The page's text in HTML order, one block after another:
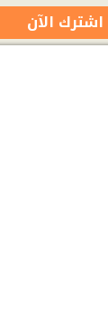
اشترك الآن